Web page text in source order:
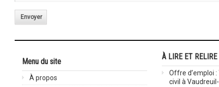
Envoyer
Menu du site
À propos
À LIRE ET RELIRE
Offre d’emploi
civil à